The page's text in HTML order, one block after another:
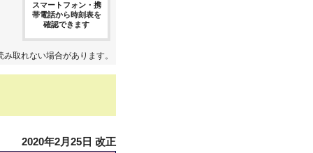
スマートフォン・携
帯電話から時刻表を
確認できます
取れない場合があります。
2020年2月25日 改正